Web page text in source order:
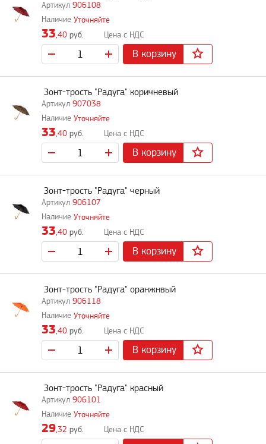
906108
Уточняйте
33,40 руб.
В корзину
907038
Зонт-трость "Радуга" коричневый
Уточняйте
33,40 руб.
В корзину
906107
Зонт-трость "Радуга" черный
Уточняйте
33,40 руб.
В корзину
906118
Зонт-трость "Радуга" оранжнвый
Уточняйте
33,40 руб.
В корзину
906101
Зонт-трость "Радуга" красный
Уточняйте
29,32 руб.